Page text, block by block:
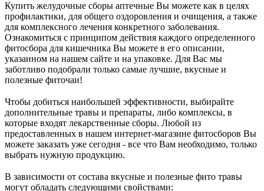
Купить желудочные сборы аптечные Вы можете как в целях
профилактики, для общего оздоровления и очищения, а также
для комплексного лечения конкретного заболевания.
Ознакомиться с принципом действия каждого определенного
фитосбора для кишечника Вы можете в его описании,
указанном на нашем сайте и на упаковке. Для Вас мы
заботливо подобрали только самые лучшие, вкусные и
полезные фиточаи!
Чтобы добиться наибольшей эффективности, выбирайте
дополнительные травы и препараты, либо комплексы, в
которые входят лекарственные сборы. Любой из
предоставленных в нашем интернет-магазине фитосборов Вы
можете заказать уже сегодня - все что Вам необходимо, только
выбрать нужную продукцию.
В зависимости от состава вкусные и полезные фито травы
могут обладать следующими свойствами: